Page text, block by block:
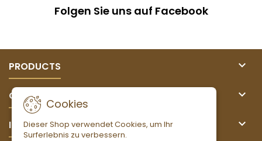
Folgen Sie uns auf Facebook
PRODUCTS 
OUR COMPANY 
IHR KONTO 
Cookies
Dieser Shop verwendet Cookies, um Ihr
Surferlebnis zu verbessern.